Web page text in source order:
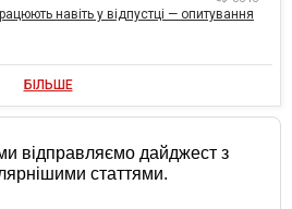
навіть у відпустці — опитування
БІЛЬШЕ
відправляємо дайджест з
статтями.